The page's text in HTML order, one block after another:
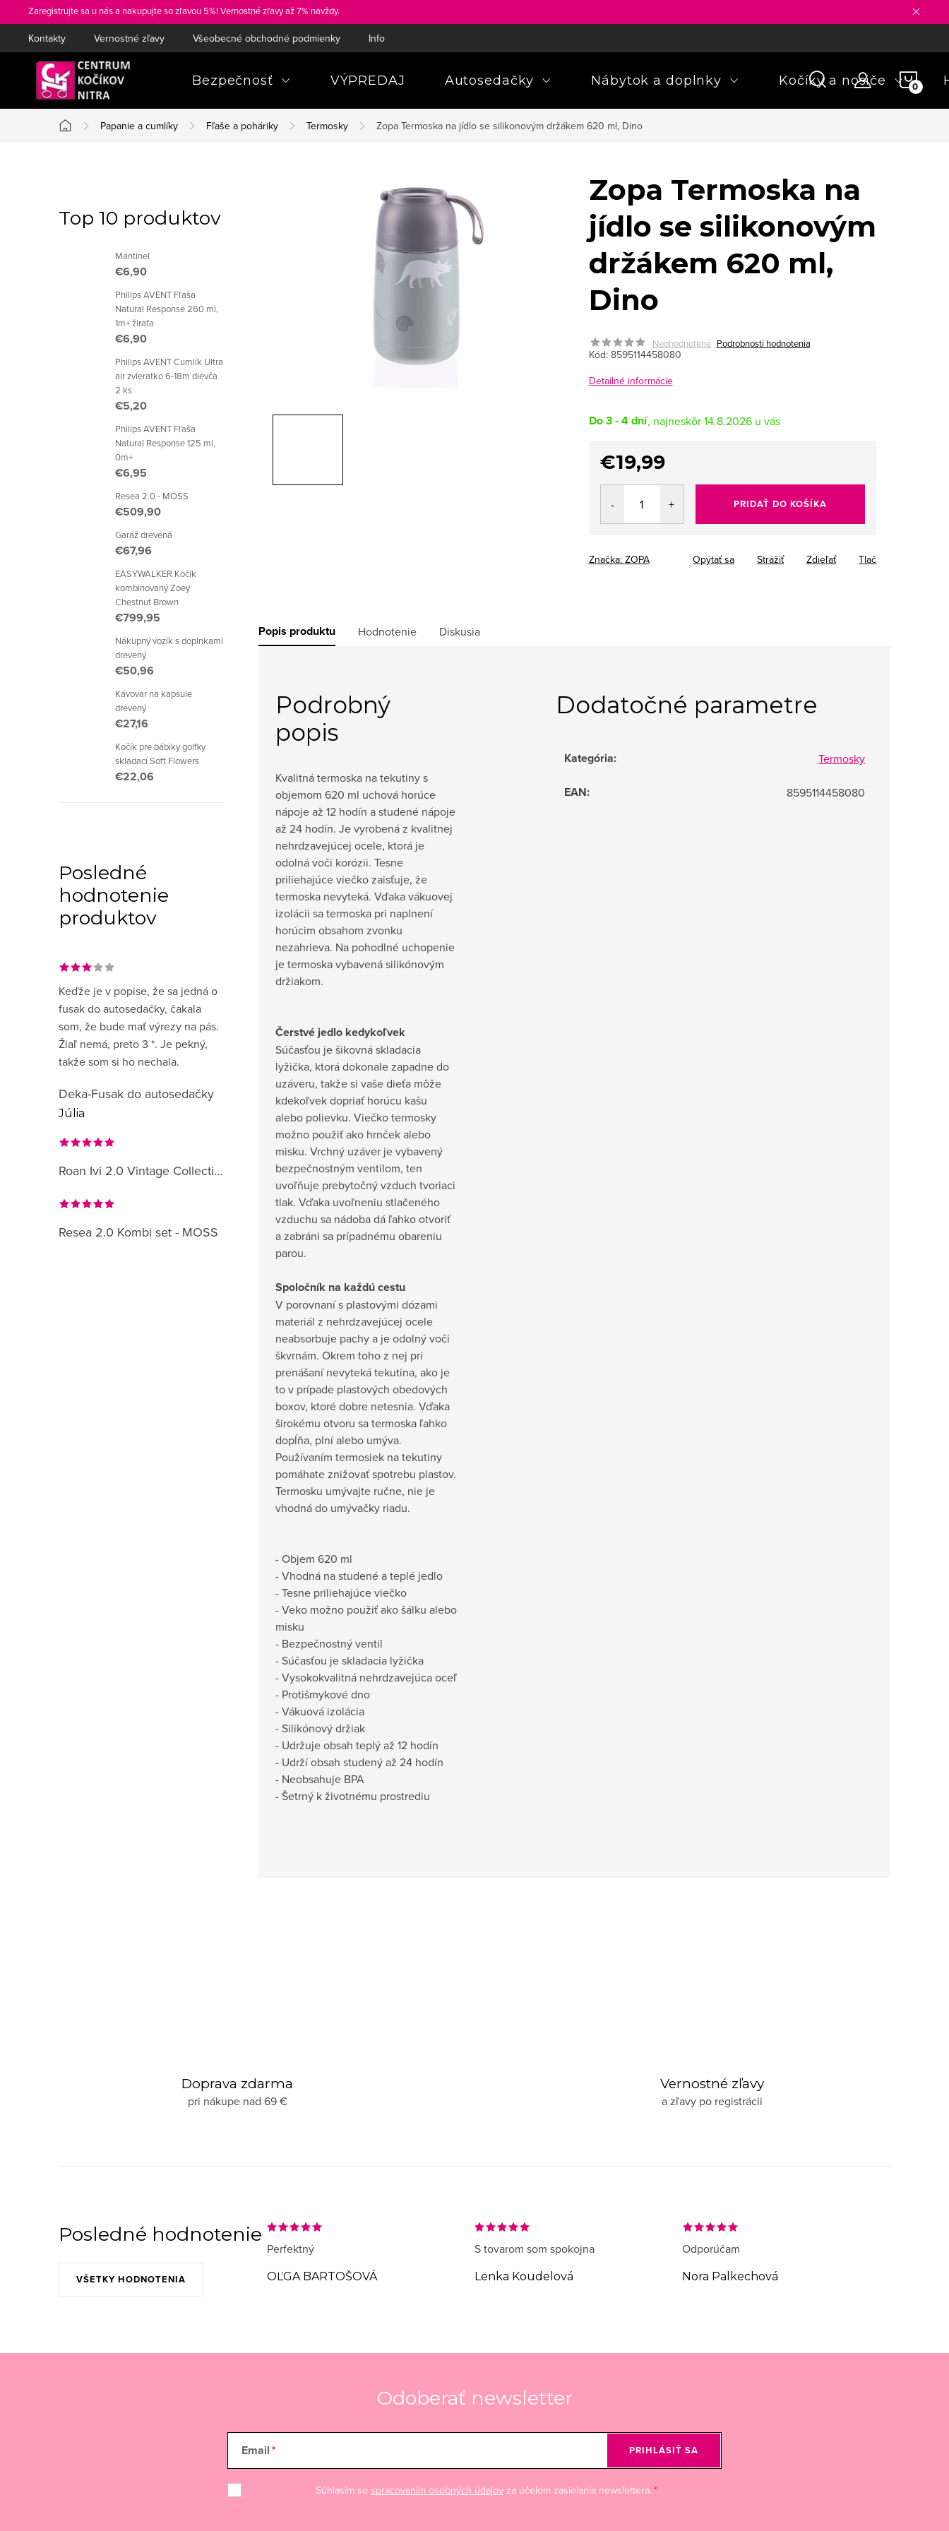
na
Zaregistrujte sa u nás a nakupujte so zľavou 5%! Vernostné zľavy až 7% navždy.
Kontakty Vernostné zľavy Všeobecné obchodné podmienky Informácie a poučenia pre spotrebiteľa
Bezpečnosť VÝPREDAJ Autosedačky Nábytok a doplnky Kočíky a nosiče
Domov
Papanie a cumlíky Fľaše a poháriky Termosky Zopa Termoska na jídlo se silikonovým držákem 620 ml, Dino
o
Top 10 produktov
Mantinel
€6,90
Philips AVENT Fľaša
Natural Response 260 ml,
1m+ žirafa
€6,90
Philips AVENT Cumlík Ultra
air zvieratko 6-18m dievča
2 ks
€5,20
Philips AVENT Fľaša
Natural Response 125 ml,
0m+
€6,95
Resea 2.0 - MOSS
€509,90
Garáž drevená
€67,96
EASYWALKER Kočík
kombinovaný Zoey
Chestnut Brown
€799,95
Nákupný vozík s doplnkami
drevený
€50,96
Kávovar na kapsule
drevený
€27,16
Kočík pre bábiky golfky
skladací Soft Flowers
€22,06
Posledné
hodnotenie
produktov
Keďže je v popise, že sa jedná o
fusak do autosedačky, čakala
som, že bude mať výrezy na pás.
Žiaľ nemá, preto 3 *. Je pekný,
takže som si ho nechala.
Deka-Fusak do autosedačky
Júlia
Roan Ivi 2.0 Vintage Collection
Resea 2.0 Kombi set - MOSS
Zopa Termoska na
jídlo se silikonovým
držákem 620 ml,
Dino
Neohodnotené Podrobnosti hodnotenia
Kód: 8595114458080
Detailné informácie
Do 3 - 4 dní 14.8.2026
€19,99
Jednotková
PRIDAŤ DO KOŠÍKA
Značka: ZOPA Tlač
Opýtať sa Strážiť Zdieľať
Popis produktu Hodnotenie Diskusia
Podrobný
popis
Kvalitná termoska na tekutiny s
objemom 620 ml uchová horúce
nápoje až 12 hodín a studené nápoje
až 24 hodín. Je vyrobená z kvalitnej
nehrdzavejúcej ocele, ktorá je
odolná voči korózii. Tesne
priliehajúce viečko zaisťuje, že
termoska nevyteká. Vďaka vákuovej
izolácii sa termoska pri naplnení
horúcim obsahom zvonku
nezahrieva. Na pohodlné uchopenie
je termoska vybavená silikónovým
držiakom.
Čerstvé jedlo kedykoľvek
Súčasťou je šikovná skladacia
lyžička, ktorá dokonale zapadne do
uzáveru, takže si vaše dieťa môže
kdekoľvek dopriať horúcu kašu
alebo polievku. Viečko termosky
možno použiť ako hrnček alebo
misku. Vrchný uzáver je vybavený
bezpečnostným ventilom, ten
uvoľňuje prebytočný vzduch tvoriaci
tlak. Vďaka uvoľneniu stlačeného
vzduchu sa nádoba dá ľahko otvoriť
a zabráni sa prípadnému obareniu
parou.
Spoločník na každú cestu
V porovnaní s plastovými dózami
materiál z nehrdzavejúcej ocele
neabsorbuje pachy a je odolný voči
škvrnám. Okrem toho z nej pri
prenášaní nevyteká tekutina, ako je
to v prípade plastových obedových
boxov, ktoré dobre netesnia. Vďaka
širokému otvoru sa termoska ľahko
dopĺňa, plní alebo umýva.
Používaním termosiek na tekutiny
pomáhate znižovať spotrebu plastov.
Termosku umývajte ručne, nie je
vhodná do umývačky riadu.
- Objem 620 ml
- Vhodná na studené a teplé jedlo
- Tesne priliehajúce viečko
- Veko možno použiť ako šálku alebo
misku
- Bezpečnostný ventil
- Súčasťou je skladacia lyžička
- Vysokokvalitná nehrdzavejúca oceľ
- Protišmykové dno
- Vákuová izolácia
- Silikónový držiak
- Udržuje obsah teplý až 12 hodín
- Udrží obsah studený až 24 hodín
- Neobsahuje BPA
- Šetrný k životnému prostrediu
Dodatočné parametre
Kategória: Termosky
EAN: 8595114458080
Doprava zdarma
pri nákupe nad 69 €
Vernostné zľavy
a zľavy po registrácii
Posledné hodnotenie
VŠETKY HODNOTENIA
Perfektný
OĽGA BARTOŠOVÁ
S tovarom som spokojna
Lenka Koudelová
Odporúčam
Nora Palkechová
Odoberať newsletter
Email
Súhlasím so spracovaním osobných údajov za účelom zasielania newslettera.
PRIHLÁSIŤ SA